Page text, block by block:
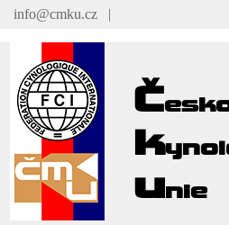
info@cmku.cz |
Č
k
unie